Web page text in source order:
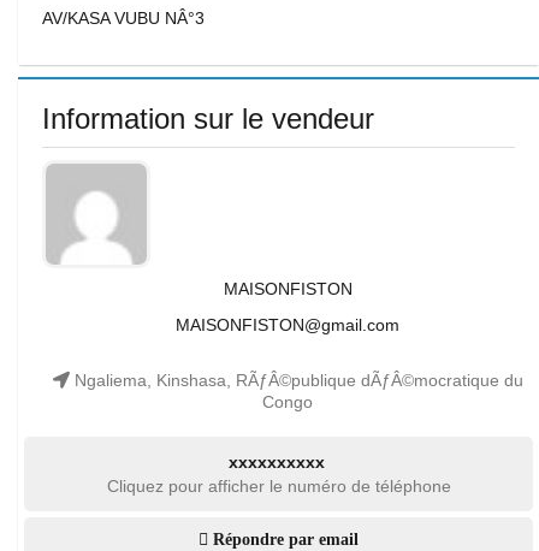
AV/KASA VUBU NÂ°3
Information sur le vendeur
MAISONFISTON
MAISONFISTON@gmail.com
Ngaliema, Kinshasa, RÃƒÂ©publique dÃƒÂ©mocratique du
Congo
xxxxxxxxxx
Cliquez pour afficher le numéro de téléphone
Répondre par email